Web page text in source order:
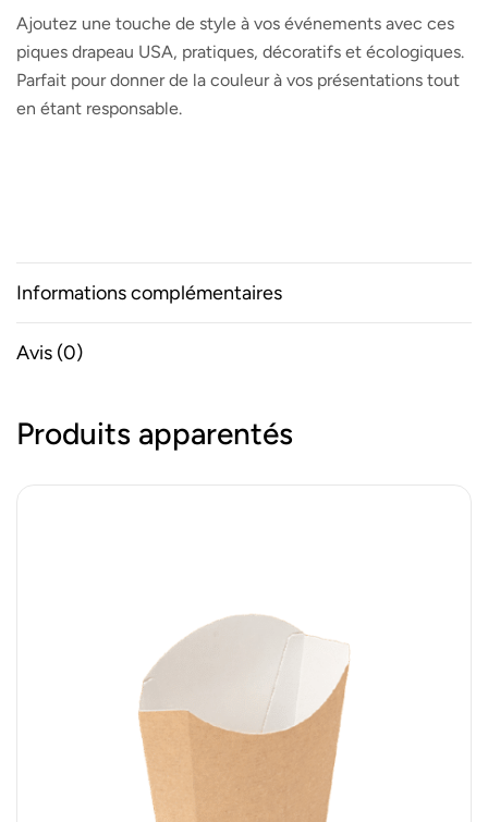
Ajoutez une touche de style à vos événements avec ces
piques drapeau USA, pratiques, décoratifs et écologiques.
Parfait pour donner de la couleur à vos présentations tout
en étant responsable.
Informations complémentaires
Avis (0)
Produits apparentés